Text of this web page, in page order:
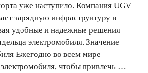
уже наступило. Компания UGV
зарядную инфраструктуру в
удобные и надежные решения
электромобиля. Значение
Ежегодно во всем мире
чтобы привлечь …